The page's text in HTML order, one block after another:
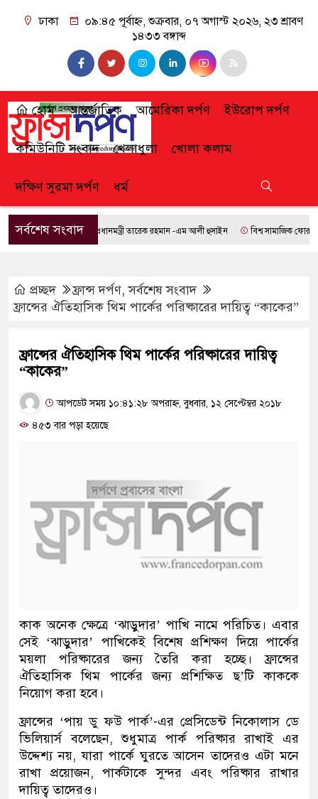
ঢাকা
০৯:৪৫ পূর্বাহ্ন, শুক্রবার, ০৭ অগাস্ট ২০২৬, ২৩ শ্রাবণ
১৪৩৩ বঙ্গাব্দ
হোম আন্তর্জাতিক আমেরিকা দর্পণ ইউরোপ দর্পণ
কমিউনিটি সংবাদ খেলাধুলা খোলা কলাম
দক্ষিণ সুরমা দর্পণ ধর্ম
সর্বশেষ সংবাদপ্রধানমন্ত্রী তারেক রহমান -এম আলী হুসাইন বিশ্ব সামাজিক ফোরামে
প্রচ্ছদ ফ্রান্স দর্পণ,সর্বশেষ সংবাদ
ফ্রান্সের ঐতিহাসিক থিম পার্কের পরিষ্কারের দায়িত্ব “কাকের”
ফ্রান্সের ঐতিহাসিক থিম পার্কের পরিষ্কারের দায়িত্ব
“কাকের”
আপডেট সময় ১০:৪১:২৮ অপরাহ্ন, বুধবার, ১২ সেপ্টেম্বর ২০১৮
৪৫৩ বার পড়া হয়েছে
কাক অনেক ক্ষেত্রে ‘ঝাড়ুদার’ পাখি নামে পরিচিত। এবার
সেই ‘ঝাড়ুদার’ পাখিকেই বিশেষ প্রশিক্ষণ দিয়ে পার্কের
ময়লা পরিষ্কারের জন্য তৈরি করা হচ্ছে। ফ্রান্সের
ঐতিহাসিক থিম পার্কের জন্য প্রশিক্ষিত ছ’টি কাককে
নিয়োগ করা হবে।
ফ্রান্সের ‘পায় ডু ফউ পার্ক’-এর প্রেসিডেন্ট নিকোলাস ডে
ভিলিয়ার্স বলেছেন, শুধুমাত্র পার্ক পরিষ্কার রাখাই এর
উদ্দেশ্য নয়, যারা পার্কে ঘুরতে আসেন তাদেরও এটা মনে
রাখা প্রয়োজন, পার্কটাকে সুন্দর এবং পরিষ্কার রাখার
দায়িত্ব তাদেরও।